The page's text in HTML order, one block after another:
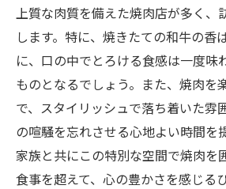
上質な肉質を備えた焼肉店が多く、
します。特に、焼きたての和牛の香
に、口の中でとろける食感は一度味
ものとなるでしょう。また、焼肉を
で、スタイリッシュで落ち着いた雰
の喧騒を忘れさせる心地よい時間を
家族と共にこの特別な空間で焼肉を
食事を超えて、心の豊かさを感じる